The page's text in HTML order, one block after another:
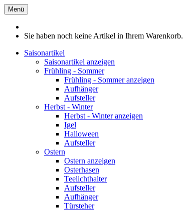
Menü
Sie haben noch keine Artikel in Ihrem Warenkorb.
Saisonartikel
Saisonartikel anzeigen
Frühling - Sommer
Frühling - Sommer anzeigen
Aufhänger
Aufsteller
Herbst - Winter
Herbst - Winter anzeigen
Igel
Halloween
Aufsteller
Ostern
Ostern anzeigen
Osterhasen
Teelichthalter
Aufsteller
Aufhänger
Türsteher